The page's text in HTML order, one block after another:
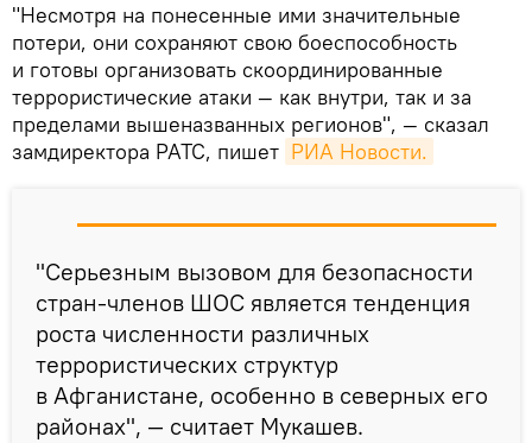
"Несмотря на понесенные ими значительные
потери, они сохраняют свою боеспособность
и готовы организовать скоординированные
террористические атаки — как внутри, так и за
пределами вышеназванных регионов", — сказал
замдиректора РАТС, пишет РИА Новости.
"Серьезным вызовом для безопасности
стран-членов ШОС является тенденция
роста численности различных
террористических структур
в Афганистане, особенно в северных его
районах", — считает Мукашев.